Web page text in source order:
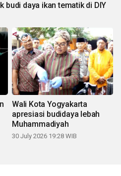
budi daya ikan tematik di DIY
Wali Kota Yogyakarta
apresiasi budidaya lebah
Muhammadiyah
30 July 2026 19:28 WIB